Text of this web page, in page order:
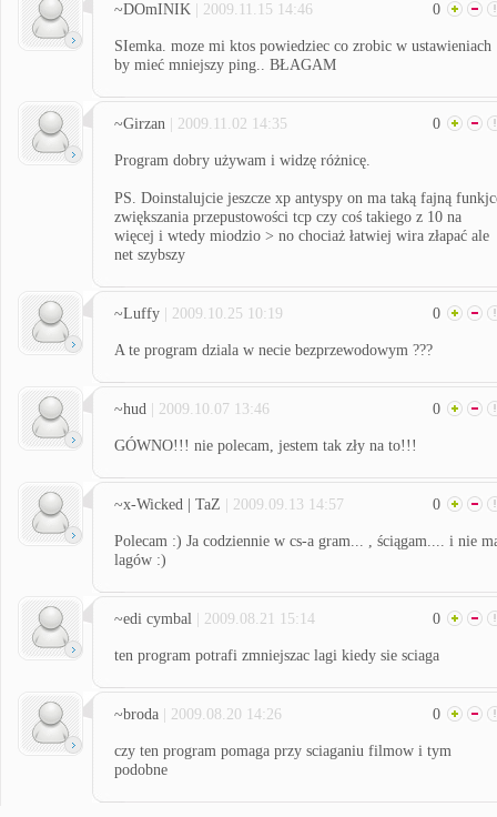
~DOmINIK | 2009.11.15 14:46 0
SIemka. moze mi ktos powiedziec co zrobic w ustawieniach
by mieć mniejszy ping.. BŁAGAM
~Girzan | 2009.11.02 14:35 0
Program dobry używam i widzę różnicę.
PS. Doinstalujcie jeszcze xp antyspy on ma taką fajną
zwiększania przepustowości tcp czy coś takiego z 10 na
więcej i wtedy miodzio > no chociaż łatwiej wira złapać ale
net szybszy
~Luffy | 2009.10.25 10:19 0
A te program dziala w necie bezprzewodowym ???
~hud | 2009.10.07 13:46 0
GÓWNO!!! nie polecam, jestem tak zły na to!!!
~x-Wicked | TaZ | 2009.09.13 14:57 0
Polecam :) Ja codziennie w cs-a gram... , ściągam.... i nie
lagów :)
~edi cymbal | 2009.08.21 15:14 0
ten program potrafi zmniejszac lagi kiedy sie sciaga
~broda | 2009.08.20 14:26 0
czy ten program pomaga przy sciaganiu filmow i tym
podobne